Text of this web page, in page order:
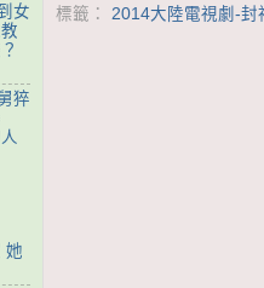
標籤： 2014大陸電視劇-封
女
猝
她